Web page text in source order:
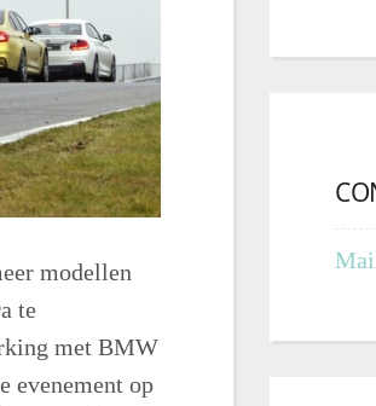
modellen
te
met BMW
evenement op